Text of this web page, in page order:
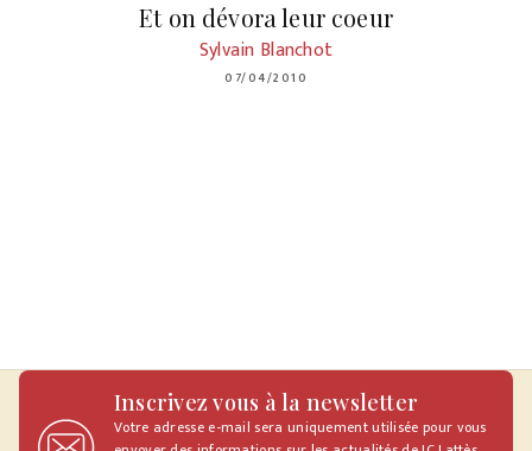
Et on dévora leur coeur
Sylvain Blanchot
07/04/2010
Inscrivez vous à la newsletter
Votre adresse e-mail sera uniquement utilisée pour vous